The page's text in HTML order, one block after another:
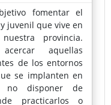
fomentar el
juvenil que vive en
provincia.
aquellas
de los entornos
se implanten en
no disponer de
practicarlos o